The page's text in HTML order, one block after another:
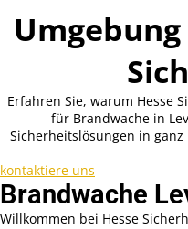
Erfahren Sie, warum Hesse
für Brandwache in
Sicherheitslösungen in
kontaktiere uns
Brandwache
Willkommen bei Hesse